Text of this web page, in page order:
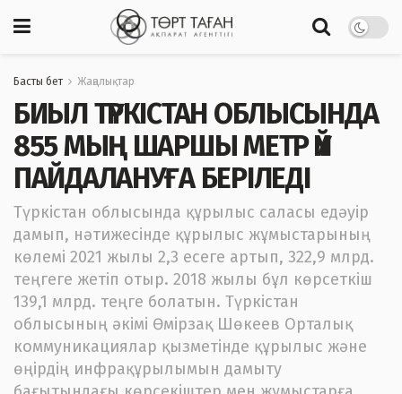
Басты бет Жаңалықтар
БИЫЛ ТҮРКІСТАН ОБЛЫСЫНДА
855 МЫҢ ШАРШЫ МЕТР ҮЙ
ПАЙДАЛАНУҒА БЕРІЛЕДІ
Түркістан облысында құрылыс саласы едәуір
дамып, нәтижесінде құрылыс жұмыстарының
көлемі 2021 жылы 2,3 есеге артып, 322,9 млрд.
теңгеге жетіп отыр. 2018 жылы бұл көрсеткіш
139,1 млрд. теңге болатын. Түркістан
облысының әкімі Өмірзақ Шөкеев Орталық
коммуникациялар қызметінде құрылыс және
өңірдің инфрақұрылымын дамыту